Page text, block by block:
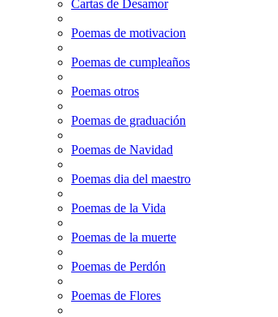
Cartas de Desamor
Poemas de motivacion
Poemas de cumpleaños
Poemas otros
Poemas de graduación
Poemas de Navidad
Poemas dia del maestro
Poemas de la Vida
Poemas de la muerte
Poemas de Perdón
Poemas de Flores